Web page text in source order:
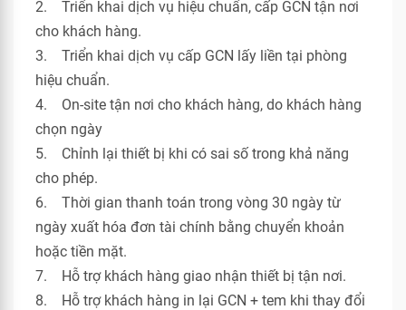
2. Triển khai dịch vụ hiệu chuẩn, cấp GCN tận nơi
cho khách hàng.
3. Triển khai dịch vụ cấp GCN lấy liền tại phòng
hiệu chuẩn.
4. On-site tận nơi cho khách hàng, do khách hàng
chọn ngày
5. Chỉnh lại thiết bị khi có sai số trong khả năng
cho phép.
6. Thời gian thanh toán trong vòng 30 ngày từ
ngày xuất hóa đơn tài chính bằng chuyển khoản
hoặc tiền mặt.
7. Hỗ trợ khách hàng giao nhận thiết bị tận nơi.
8. Hỗ trợ khách hàng in lại GCN + tem khi thay đổi